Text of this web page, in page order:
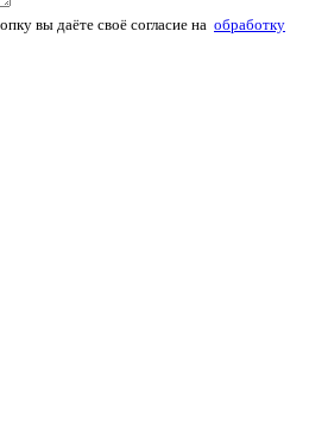
вы даёте своё согласие на обработку